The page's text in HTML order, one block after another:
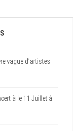
vague d’artistes
à le 11 Juillet à